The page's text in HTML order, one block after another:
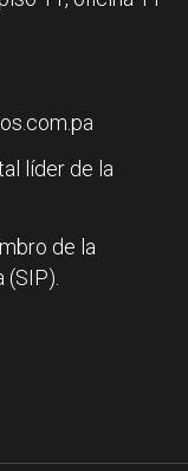
líder de la
de la